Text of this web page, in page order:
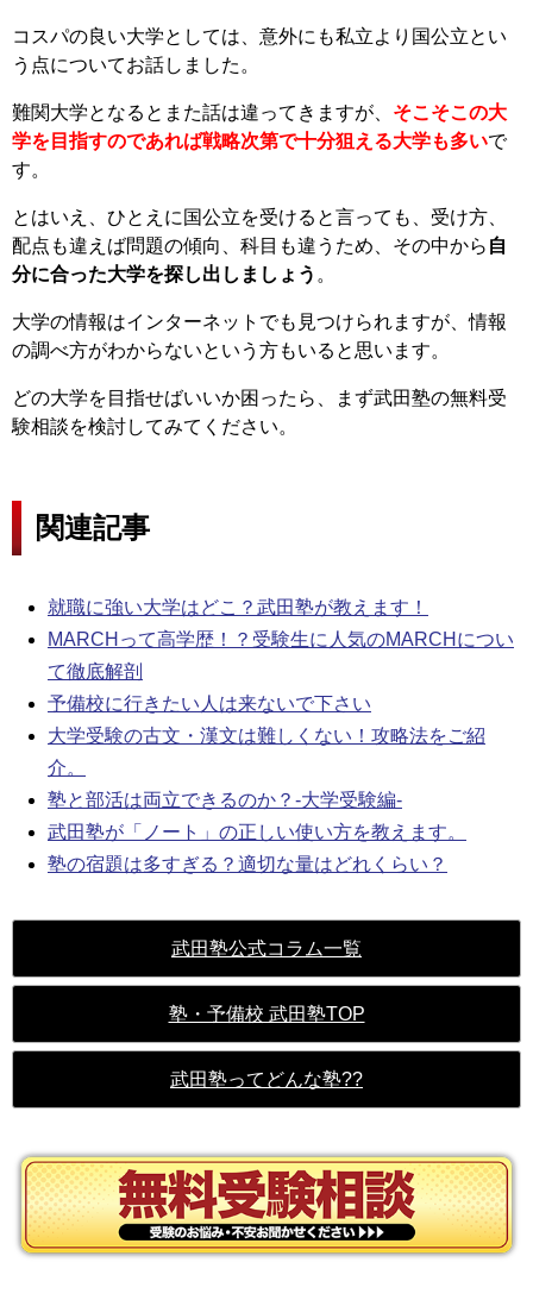
コスパの良い大学としては、意外にも私立より国公立とい
う点についてお話しました。
難関大学となるとまた話は違ってきますが、 そこそこの大
学を目指すのであれば戦略次第で十分狙える大学も多いで
す。
とはいえ、ひとえに国公立を受けると言っても、受け方、
配点も違えば問題の傾向、科目も違うため、その中から 自
分に合った大学を探し出しましょう 。
大学の情報はインターネットでも見つけられますが、情報
の調べ方がわからないという方もいると思います。
どの大学を目指せばいいか困ったら、まず武田塾の無料受
験相談を検討してみてください。
関連記事
就職に強い大学はどこ？武田塾が教えます！
MARCHって高学歴！？受験生に人気のMARCHについ
て徹底解剖
予備校に行きたい人は来ないで下さい
大学受験の古文・漢文は難しくない！攻略法をご紹
介。
塾と部活は両立できるのか？-大学受験編-
武田塾が「ノート」の正しい使い方を教えます。
塾の宿題は多すぎる？適切な量はどれくらい？
武田塾公式コラム一覧
塾・予備校 武田塾TOP
武田塾ってどんな塾??